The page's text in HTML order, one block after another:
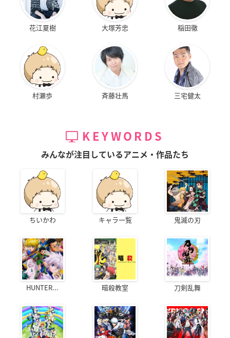
花江夏樹 大塚芳忠 稲田徹
村瀬歩 斉藤壮馬 三宅健太
KEYWORDS
みんなが注目しているアニメ・作品たち
ちいかわ キャラ一覧 鬼滅の刃
HUNTER... 暗殺教室 刀剣乱舞